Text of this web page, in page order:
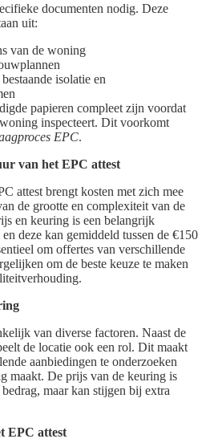
documenten nodig. Deze
uit:
van de woning
isolatie en
papieren compleet zijn voordat
inspecteert. Dit voorkomt
EPC.
van het EPC attest
attest brengt kosten met zich mee
de grootte en complexiteit van de
en keuring is een belangrijk
deze kan gemiddeld tussen de €150
om offertes van verschillende
om de beste keuze te maken
van diverse factoren. Naast de
de locatie ook een rol. Dit maakt
aanbiedingen te onderzoeken
maakt. De prijs van de keuring is
maar kan stijgen bij extra
EPC attest